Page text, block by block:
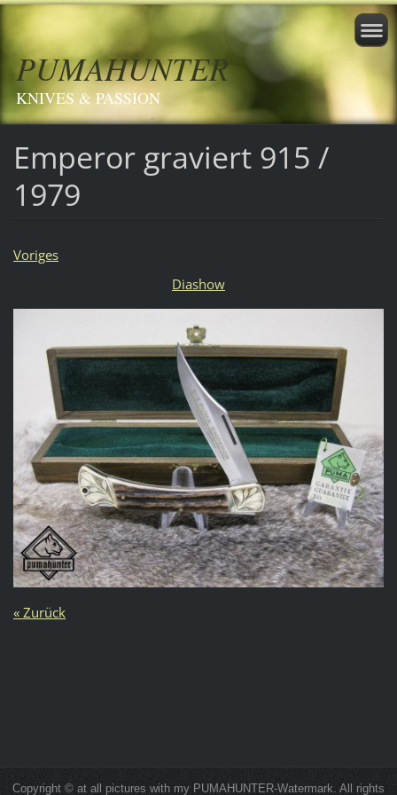
PUMAHUNTER
KNIVES & PASSION
Emperor graviert 915 /
1979
Voriges
Diashow
« Zurück
Copyright © at all pictures with my PUMAHUNTER-Watermark. All rights